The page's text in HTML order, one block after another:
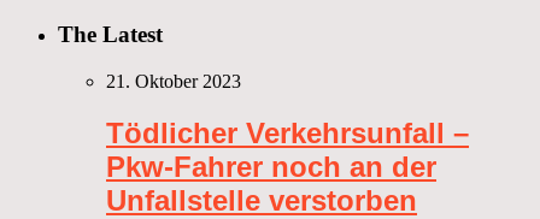
The Latest
21. Oktober 2023
Tödlicher Verkehrsunfall –
Pkw-Fahrer noch an der
Unfallstelle verstorben